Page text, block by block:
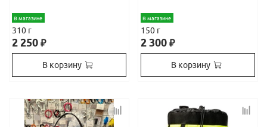
В магазине
310 г
2 250₽
В корзину
В магазине
150 г
2 300₽
В корзину